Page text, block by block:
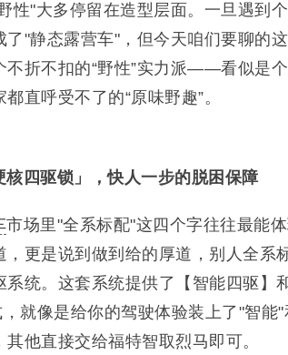
性"大多停留在造型层面。一旦遇到
了"静态露营车"，但今天咱们要聊的
不折不扣的“野性”实力派——看似是
直呼受不了的“原味野趣”。
核四驱锁」，快人一步的脱困保障
市场里"全系标配"这四个字往往最能
，更是说到做到给的厚道，别人全系
系统。这套系统提供了【智能四驱】
就像是给你的驾驶体验装上了"智能
他直接交给福特智取烈马即可。